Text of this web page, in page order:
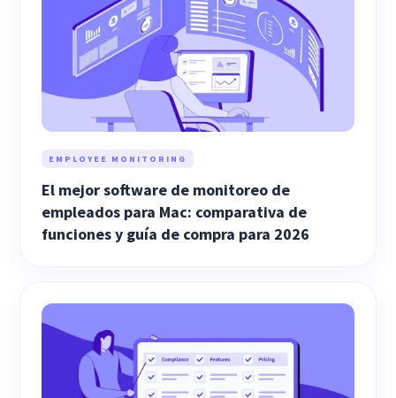
EMPLOYEE MONITORING
El mejor software de monitoreo de
empleados para Mac: comparativa de
funciones y guía de compra para 2026